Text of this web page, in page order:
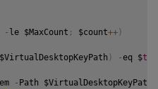
- le $MaxCount ; $count++)
) -eq $
- Path $VirtualDesktopKeyPath